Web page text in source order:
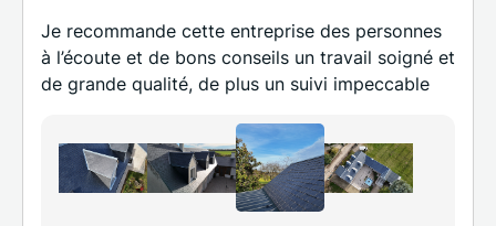
Je recommande cette entreprise des personnes
à l’écoute et de bons conseils un travail soigné et
de grande qualité, de plus un suivi impeccable